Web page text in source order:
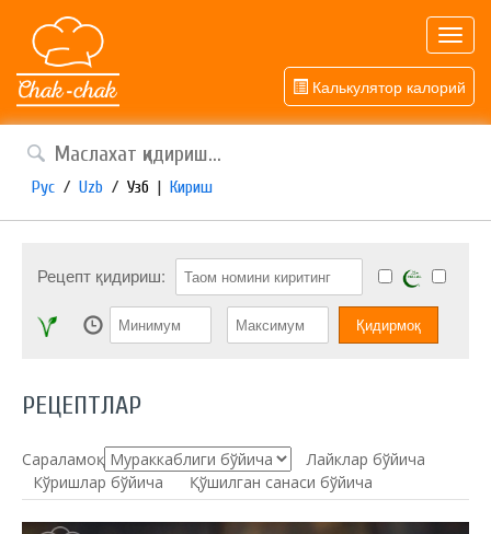
Калькулятор калорий
Рус / Uzb / Узб | Кириш
Рецепт қидириш:
РЕЦЕПТЛАР
Сараламоқ:
Лайклар бўйича
Кўришлар бўйича
Қўшилган санаси бўйича